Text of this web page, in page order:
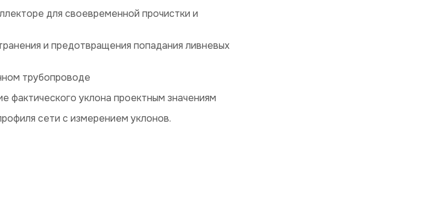
для своевременной прочистки и
и предотвращения попадания ливневых
трубопроводе
фактического уклона проектным значениям
сети с измерением уклонов.